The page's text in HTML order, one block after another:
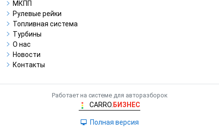
МКПП
Рулевые рейки
Топливная система
Турбины
О нас
Новости
Контакты
Работает на системе для авторазборок
CARRO. БИЗНЕС
Полная версия